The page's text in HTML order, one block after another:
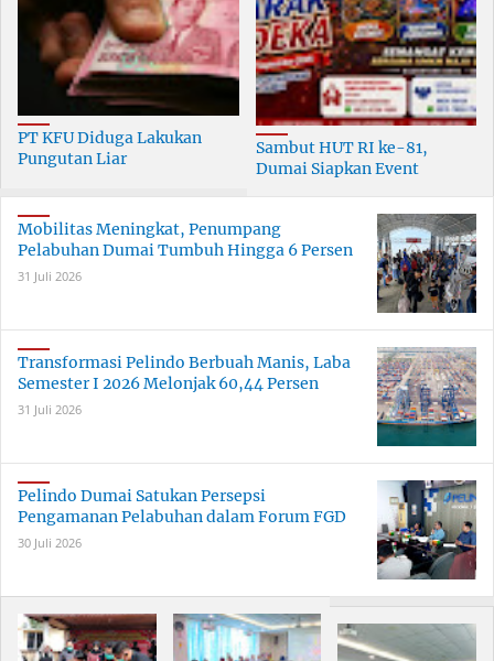
PT KFU Diduga Lakukan
Pungutan Liar
Dumai
Sambut HUT RI ke-81,
Dumai Siapkan Event
Mobilitas Meningkat, Penumpang
Pelabuhan Dumai Tumbuh Hingga 6 Persen
31 Juli 2026
Transformasi Pelindo Berbuah Manis, Laba
Semester I 2026 Melonjak 60,44 Persen
31 Juli 2026
Pelindo Dumai Satukan Persepsi
Pengamanan Pelabuhan dalam Forum FGD
30 Juli 2026